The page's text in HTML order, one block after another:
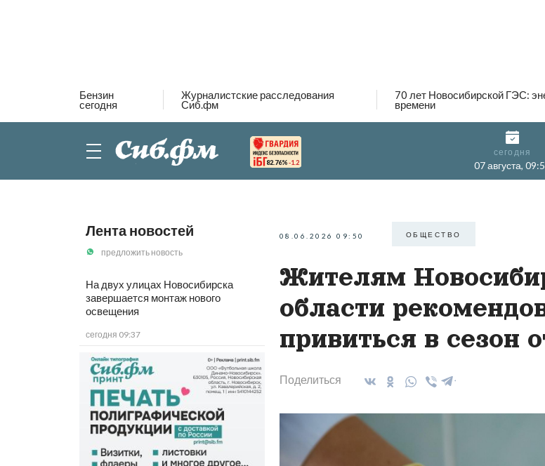
Бензин
сегодня
Журналистские расследования
Сиб.фм
70 лет Новосибирской ГЭС:
времени
82.76% -1.2
сегодня
07 августа,
Лента новостей
предложить новость
На двух улицах Новосибирска
завершается монтаж нового
освещения
сегодня 09:37
08.06.2026 09:50 ОБЩЕСТВО
Жителям
области
привиться в сезон
Поделиться